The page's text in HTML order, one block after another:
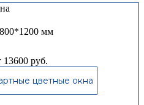
мм
13600 руб.
цветные окна